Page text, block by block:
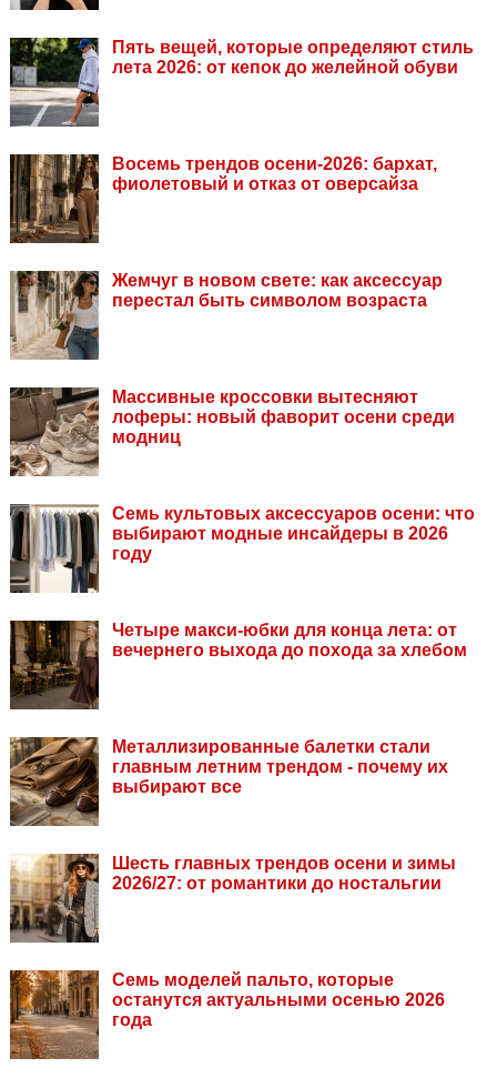
Пять вещей, которые определяют стиль
лета 2026: от кепок до желейной обуви
Восемь трендов осени-2026: бархат,
фиолетовый и отказ от оверсайза
Жемчуг в новом свете: как аксессуар
перестал быть символом возраста
Массивные кроссовки вытесняют
лоферы: новый фаворит осени среди
модниц
Семь культовых аксессуаров осени: что
выбирают модные инсайдеры в 2026
году
Четыре макси-юбки для конца лета: от
вечернего выхода до похода за хлебом
Металлизированные балетки стали
главным летним трендом - почему их
выбирают все
Шесть главных трендов осени и зимы
2026/27: от романтики до ностальгии
Семь моделей пальто, которые
останутся актуальными осенью 2026
года